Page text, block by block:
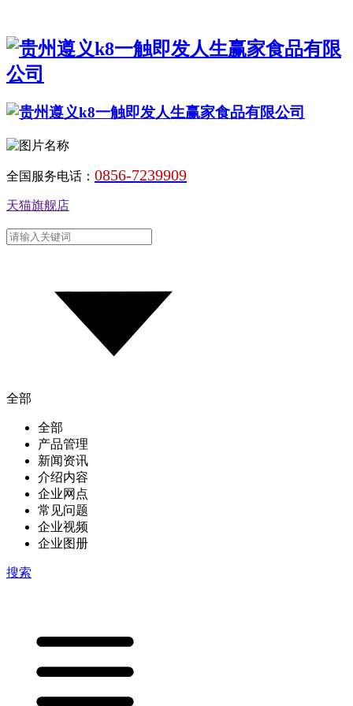
全国服务电话： 0856-7239909
天猫旗舰店
全部
全部
产品管理
新闻资讯
介绍内容
企业网点
常见问题
企业视频
企业图册
搜索